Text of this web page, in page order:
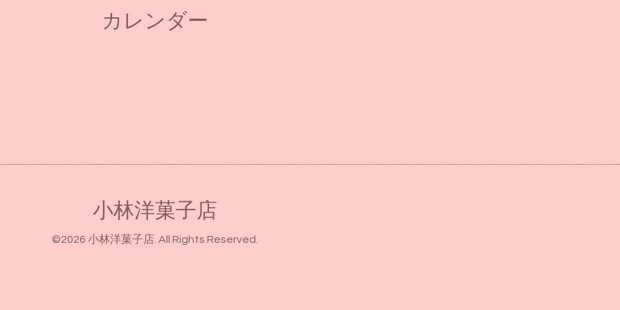
カレンダー
小林洋菓子店
©2026 小林洋菓子店. All Rights Reserved.